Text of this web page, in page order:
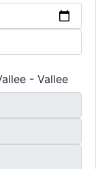
- Vallee